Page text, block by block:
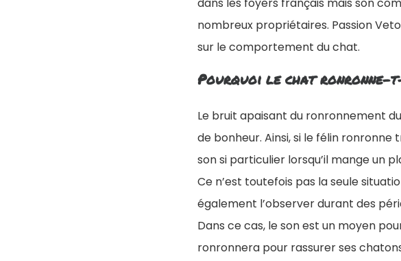
nombreux propriétaires. Passion
sur le comportement du chat.
Pourquoi le chat
Le bruit apaisant du ronronnement
de bonheur. Ainsi, si le félin
son si particulier lorsqu’il mange un
Ce n’est toutefois pas la seule
également l’observer durant des
Dans ce cas, le son est un moyen
ronronnera pour rassurer ses